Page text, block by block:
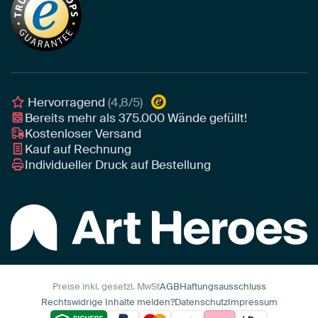
Tapete
Leinwand
Leinwand für draußen
Akustik-Tipps
Tipps von unseren Botschaftern
Individuelle Einrichtungsberatung
Unser Team
Botschafter
Awards und Preise
Art Heroes App
Hervorragend(4,8/5)
Bereits mehr als375.000Wände gefüllt!
Kostenloser Versand
Kauf auf Rechnung
Individueller Druck auf Bestellung
Preise inkl. gesetzl. MwStAGBHaftungsausschluss
Rechtswidrige Inhalte melden?DatenschutzImpressum